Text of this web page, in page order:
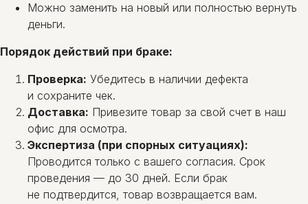
Можно заменить на новый или полностью вернуть
деньги.
Порядок действий при браке:
Проверка: Убедитесь в наличии дефекта
и сохраните чек.
Доставка: Привезите товар за свой счет в наш
офис для осмотра.
Экспертиза (при спорных ситуациях):
Проводится только с вашего согласия. Срок
проведения — до 30 дней. Если брак
не подтвердится, товар возвращается вам.